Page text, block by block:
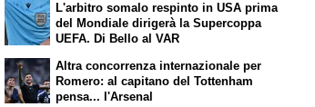
L'arbitro somalo respinto in USA prima
del Mondiale dirigerà la Supercoppa
UEFA. Di Bello al VAR
Altra concorrenza internazionale per
Romero: al capitano del Tottenham
pensa... l'Arsenal